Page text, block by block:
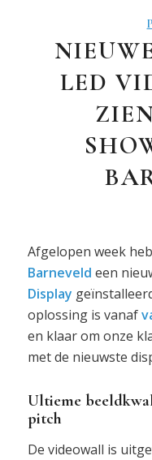
LED
Afgelopen week
Barneveld een
Display
oplossing is vanaf
en klaar om onze
met de nieuwste
Ultieme
pitch
De videowall is